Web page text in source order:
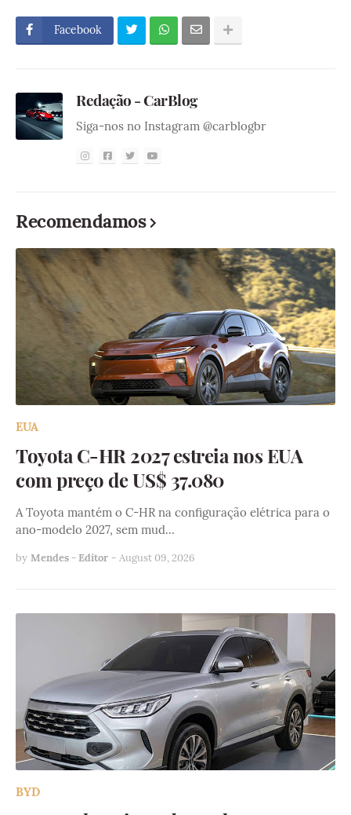
Facebook
Redação - CarBlog
Siga-nos no Instagram @carblogbr
Recomendamos
EUA
Toyota C-HR 2027 estreia nos EUA
com preço de US$ 37.080
A Toyota mantém o C-HR na configuração elétrica para o
ano-modelo 2027, sem mud…
by Mendes - Editor - August 09, 2026
BYD